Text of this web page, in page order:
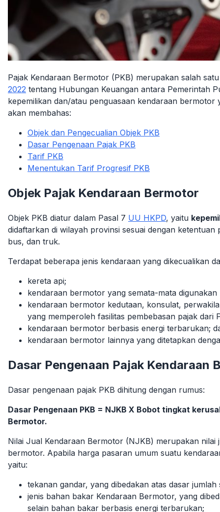
Pajak Kendaraan Bermotor (PKB) merupakan salah
2022 tentang Hubungan Keuangan antara Pemerintah
kepemilikan dan/atau penguasaan kendaraan
akan membahas:
Objek dan Pengecualian Objek PKB
Dasar Pengenaan Pajak PKB
Tarif PKB
Menentukan Tarif Progresif PKB
Objek Pajak Kendaraan Bermotor
Objek PKB diatur dalam Pasal 7 UU HKPD, yaitu
didaftarkan di wilayah provinsi sesuai dengan
bus, dan truk.
Terdapat beberapa jenis kendaraan yang dikecualikan
kereta api;
kendaraan bermotor yang semata-mata
kendaraan bermotor kedutaan, konsulat,
yang memperoleh fasilitas pembebasan pajak dari
kendaraan bermotor berbasis energi terbarukan;
kendaraan bermotor lainnya yang ditetapkan
Dasar Pengenaan Pajak Kendaraan
Dasar pengenaan pajak PKB dihitung dengan rumus:
Dasar Pengenaan PKB = NJKB X Bobot tingkat
Bermotor.
Nilai Jual Kendaraan Bermotor (NJKB) merupakan
bermotor. Apabila harga pasaran umum suatu
yaitu:
tekanan gandar, yang dibedakan atas dasar
jenis bahan bakar Kendaraan Bermotor, yang
selain bahan bakar berbasis energi terbarukan;